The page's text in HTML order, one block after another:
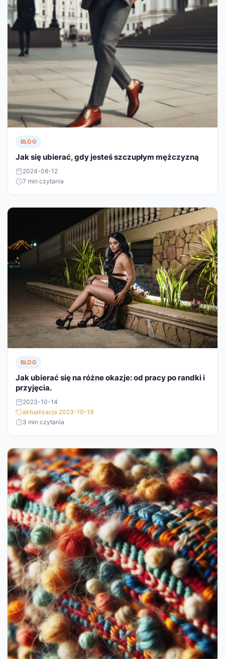
BLOG
Jak się ubierać, gdy jesteś szczupłym mężczyzną
2024-08-12
7 min czytania
BLOG
Jak ubierać się na różne okazje: od pracy po randki i
przyjęcia.
2023-10-14
aktualizacja 2023-10-19
3 min czytania